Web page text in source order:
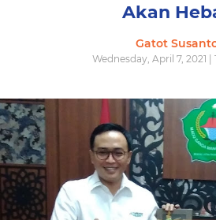
Akan
Gatot
Wednesday, April 7, 2021 |